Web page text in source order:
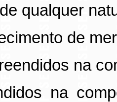
qualquer
de
na
na